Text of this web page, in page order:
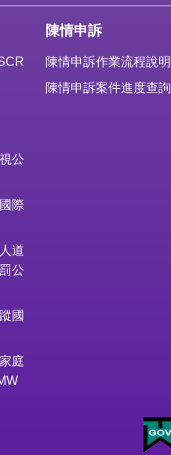
公
際
道
公
國
庭
陳情申訴
陳情申訴作業流程說明
陳情申訴案件進度查詢